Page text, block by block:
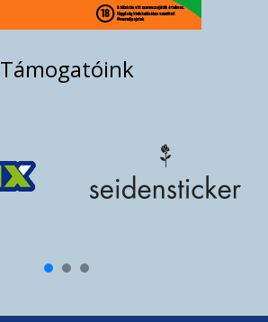
Támogatóink